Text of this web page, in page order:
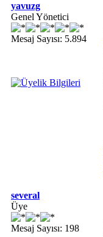
yavuzg
Genel Yönetici
Mesaj Sayısı: 5.894
several
Üye
Mesaj Sayısı: 198